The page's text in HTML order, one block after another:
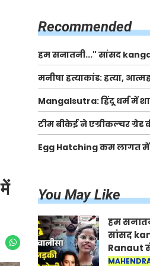
Recommended
हम सनातनी..." सांसद
Ranaut से क्या बोली
Jantar-Mantar | CJP
मनीषा हत्याकांड: हत्या,
| Full Story | Josh
Mangalsutra: हिंदू धर्म में
मंगलसूत्र क्यों पहनती है
शुरु की ये परंपरा
टीम बीकेई ने एग्रीकल्चर ग्रेड
खाद गट्टों में बदलकर
बेचने वालों पर करवाई
Egg Hatching कम लागत
You May Like
हम
सांसद
Ranaut
बोली